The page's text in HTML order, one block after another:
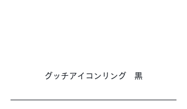
グッチアイコンリング　黒